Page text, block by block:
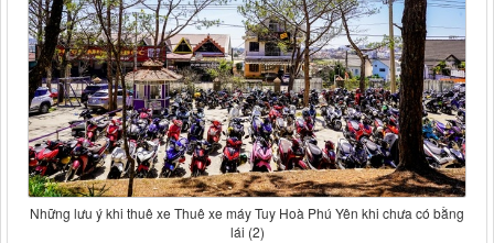
Những lưu ý khi thuê xe Thuê xe máy Tuy Hoà Phú Yên khi chưa có bằng
lái (2)